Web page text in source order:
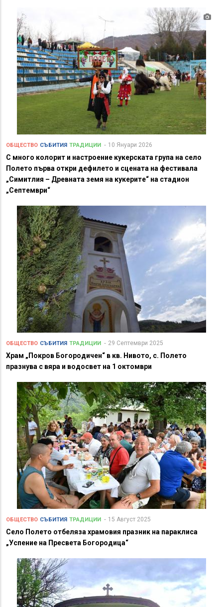
ОБЩЕСТВО СЪБИТИЯ ТРАДИЦИИ 10 Януари 2026
С много колорит и настроение кукерската група на село
Полето първа откри дефилето и сцената на фестивала
„Симитлия – Древната земя на кукерите“ на стадион
„Септември“
ОБЩЕСТВО СЪБИТИЯ ТРАДИЦИИ 29 Септември 2025
Храм „Покров Богородичен“ в кв. Нивото, с. Полето
празнува с вяра и водосвет на 1 октомври
ОБЩЕСТВО СЪБИТИЯ ТРАДИЦИИ 15 Август 2025
Село Полето отбеляза храмовия празник на параклиса
„Успение на Пресвета Богородица“